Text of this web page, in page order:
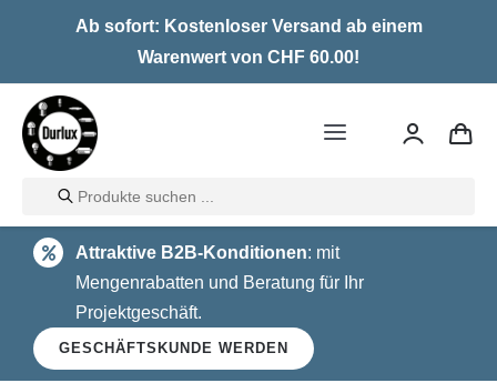
Ab sofort: Kostenloser Versand ab einem
Warenwert von CHF 60.00!
Toggle
Home
LED
Halogen
Glühlampen
Products
search
Attraktive B2B-Konditionen: mit
Mengenrabatten und Beratung für Ihr
Projektgeschäft.
GESCHÄFTSKUNDE WERDEN